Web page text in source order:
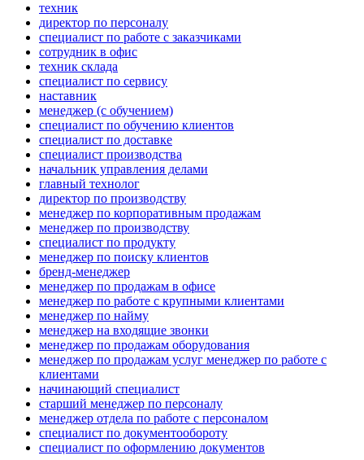
техник
директор по персоналу
специалист по работе с заказчиками
сотрудник в офис
техник склада
специалист по сервису
наставник
менеджер (с обучением)
специалист по обучению клиентов
специалист по доставке
специалист производства
начальник управления делами
главный технолог
директор по производству
менеджер по корпоративным продажам
менеджер по производству
специалист по продукту
менеджер по поиску клиентов
бренд-менеджер
менеджер по продажам в офисе
менеджер по работе с крупными клиентами
менеджер по найму
менеджер на входящие звонки
менеджер по продажам оборудования
менеджер по продажам услуг менеджер по работе с
клиентами
начинающий специалист
старший менеджер по персоналу
менеджер отдела по работе с персоналом
специалист по документообороту
специалист по оформлению документов